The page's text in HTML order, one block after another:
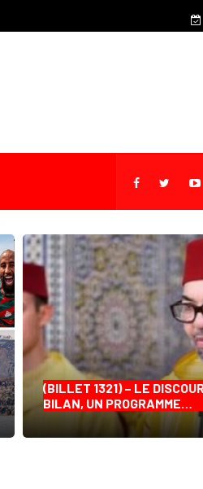
Fès : 40
(BILLET 1321) – LE
BILAN, UN PROGRAMME…